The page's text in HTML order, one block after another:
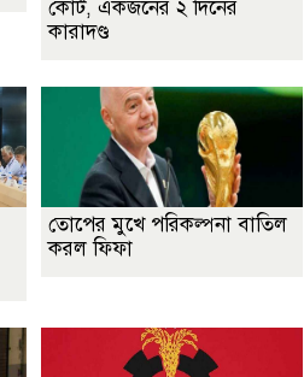
কোর্ট, একজনের ২ দিনের
কারাদণ্ড
তোপের মুখে পরিকল্পনা বাতিল
করল ফিফা